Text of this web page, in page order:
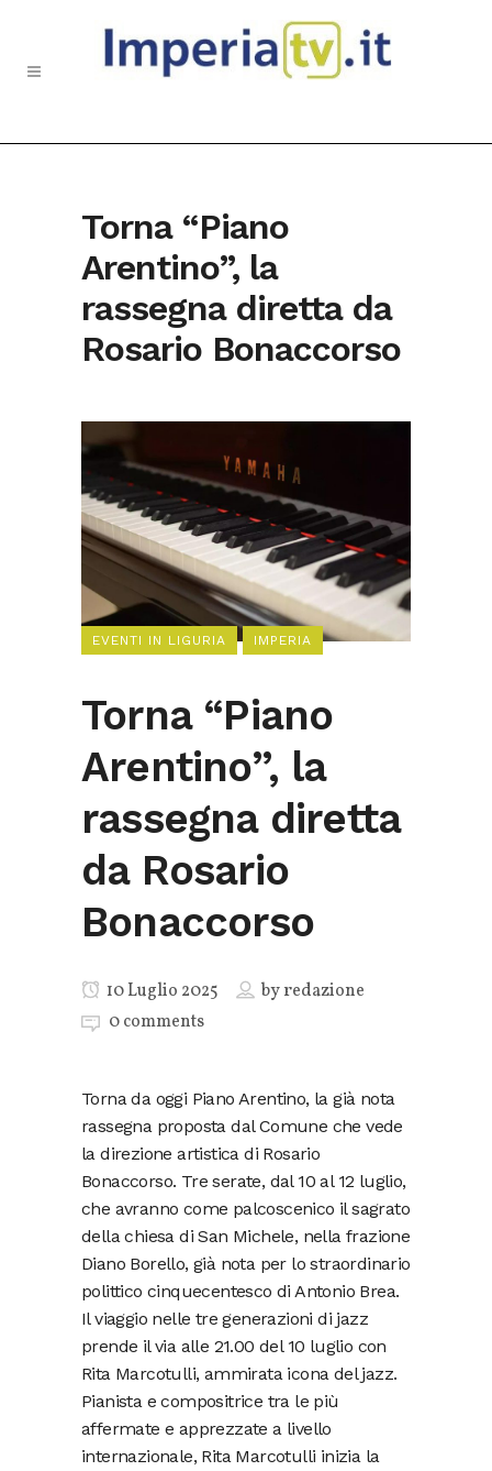
Torna “Piano
Arentino”, la
rassegna diretta da
Rosario Bonaccorso
EVENTI IN LIGURIA IMPERIA
Torna “Piano
Arentino”, la
rassegna diretta
da Rosario
Bonaccorso
10 Luglio 2025 byredazione
0 comments
Torna da oggi Piano Arentino, la già nota
rassegna proposta dal Comune che vede
la direzione artistica di Rosario
Bonaccorso. Tre serate, dal 10 al 12 luglio,
che avranno come palcoscenico il sagrato
della chiesa di San Michele, nella frazione
Diano Borello, già nota per lo straordinario
polittico cinquecentesco di Antonio Brea.
Il viaggio nelle tre generazioni di jazz
prende il via alle 21.00 del 10 luglio con
Rita Marcotulli, ammirata icona del jazz.
Pianista e compositrice tra le più
affermate e apprezzate a livello
internazionale, Rita Marcotulli inizia la